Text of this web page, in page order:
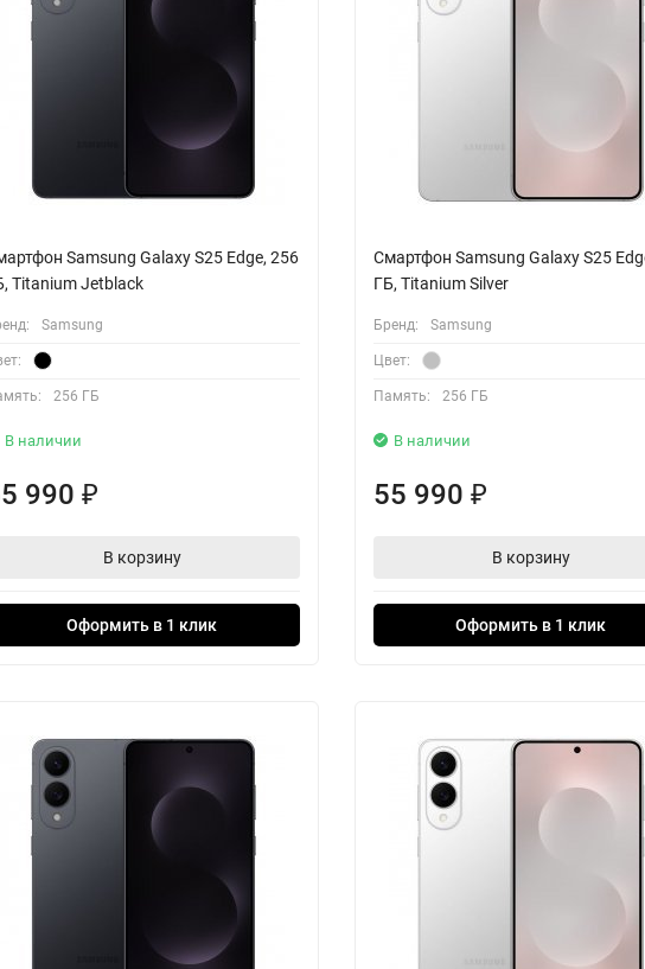
Samsung Galaxy S25 Edge, 256
Titanium Jetblack
Samsung
256 ГБ
В наличии
990 ₽
В корзину
Оформить в 1 клик
Смартфон Samsung Galaxy S25
ГБ, Titanium Silver
Бренд: Samsung
Цвет:
Память: 256 ГБ
В наличии
55 990 ₽
В корзину
Оформить в 1 клик